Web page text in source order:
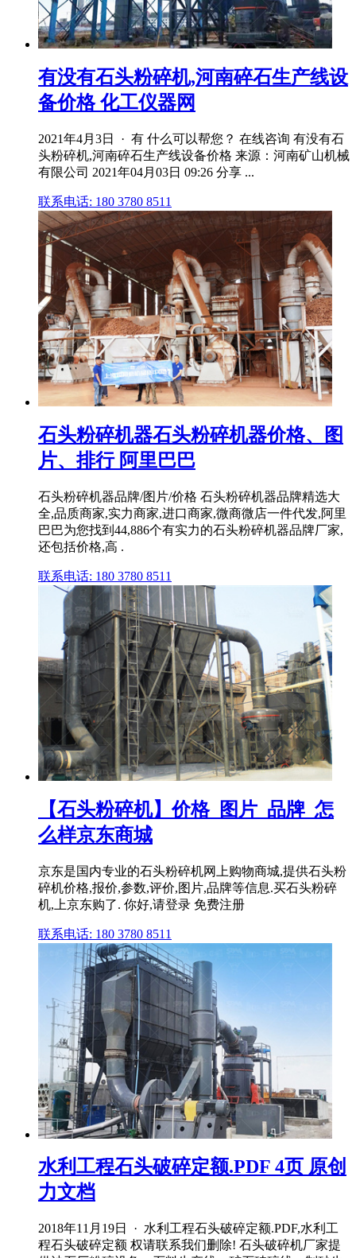
有没有石头粉碎机,河南碎石生产线设
备价格 化工仪器网
2021年4月3日 · 有 什么可以帮您？ 在线咨询 有没有石
头粉碎机,河南碎石生产线设备价格 来源：河南矿山机械
有限公司 2021年04月03日 09:26 分享 ...
联系电话: 180 3780 8511
石头粉碎机器石头粉碎机器价格、图
片、排行 阿里巴巴
石头粉碎机器品牌/图片/价格 石头粉碎机器品牌精选大
全,品质商家,实力商家,进口商家,微商微店一件代发,阿里
巴巴为您找到44,886个有实力的石头粉碎机器品牌厂家,
还包括价格,高 .
联系电话: 180 3780 8511
【石头粉碎机】价格_图片_品牌_怎
么样京东商城
京东是国内专业的石头粉碎机网上购物商城,提供石头粉
碎机价格,报价,参数,评价,图片,品牌等信息.买石头粉碎
机,上京东购了. 你好,请登录 免费注册
联系电话: 180 3780 8511
水利工程石头破碎定额.PDF 4页 原创
力文档
2018年11月19日 · 水利工程石头破碎定额.PDF,水利工
程石头破碎定额 权请联系我们删除! 石头破碎机厂家提